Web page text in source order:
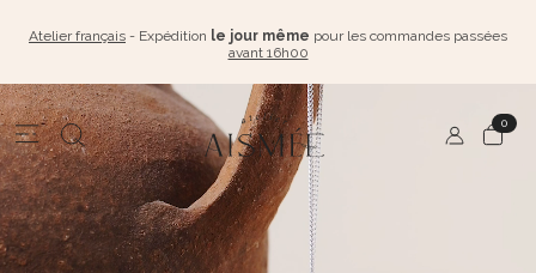
Atelier français - Expédition le jour même pour les commandes passées
avant 16h00
0